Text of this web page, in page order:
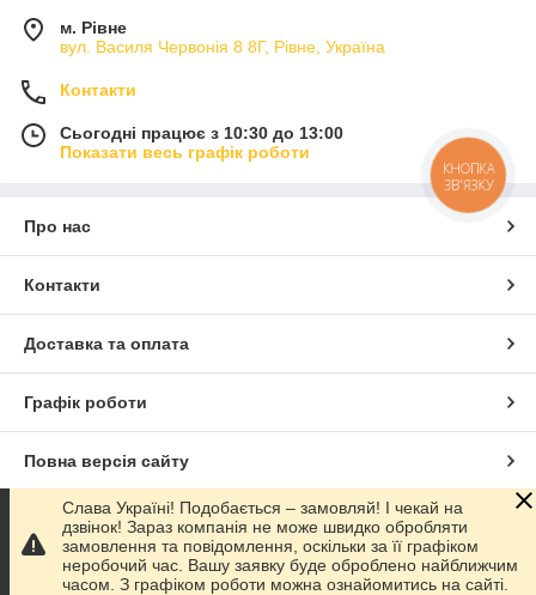
м. Рівне
вул. Василя Червонія 8 8Г, Рівне, Україна
Контакти
Сьогодні працює з 10:30 до 13:00
Показати весь графік роботи
Про нас
Контакти
Доставка та оплата
Графік роботи
Повна версія сайту
Сайт створено на маркетплейсі Prom.ua
Політика конфіденційності
Слава Україні! Подобається – замовляй! І чекай на
дзвінок! Зараз компанія не може швидко обробляти
замовлення та повідомлення, оскільки за її графіком
неробочий час. Вашу заявку буде оброблено найближчим
часом. З графіком роботи можна ознайомитись на сайті.
КНОПКА
ЗВ'ЯЗКУ